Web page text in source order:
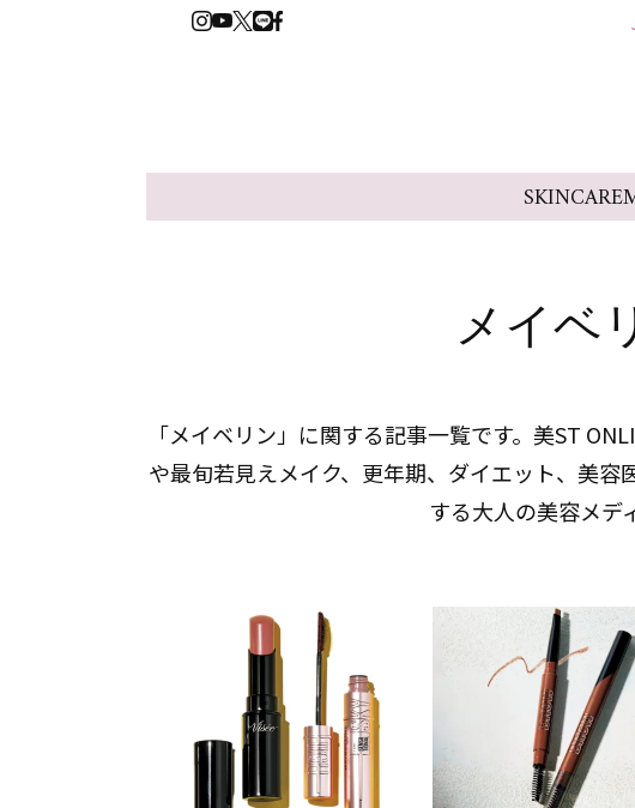
SKINCARE
メイベ
「メイベリン」に関する記事一覧です。美ST
や最旬若見えメイク、更年期、ダイエット、美
する大人の美容メデ